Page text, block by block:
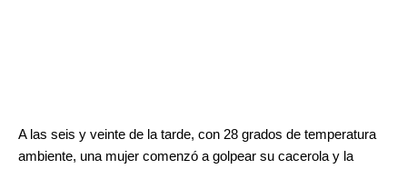
A las seis y veinte de la tarde, con 28 grados de temperatura
ambiente, una mujer comenzó a golpear su cacerola y la